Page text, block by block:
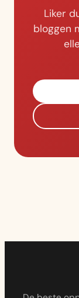
Liker
bloggen